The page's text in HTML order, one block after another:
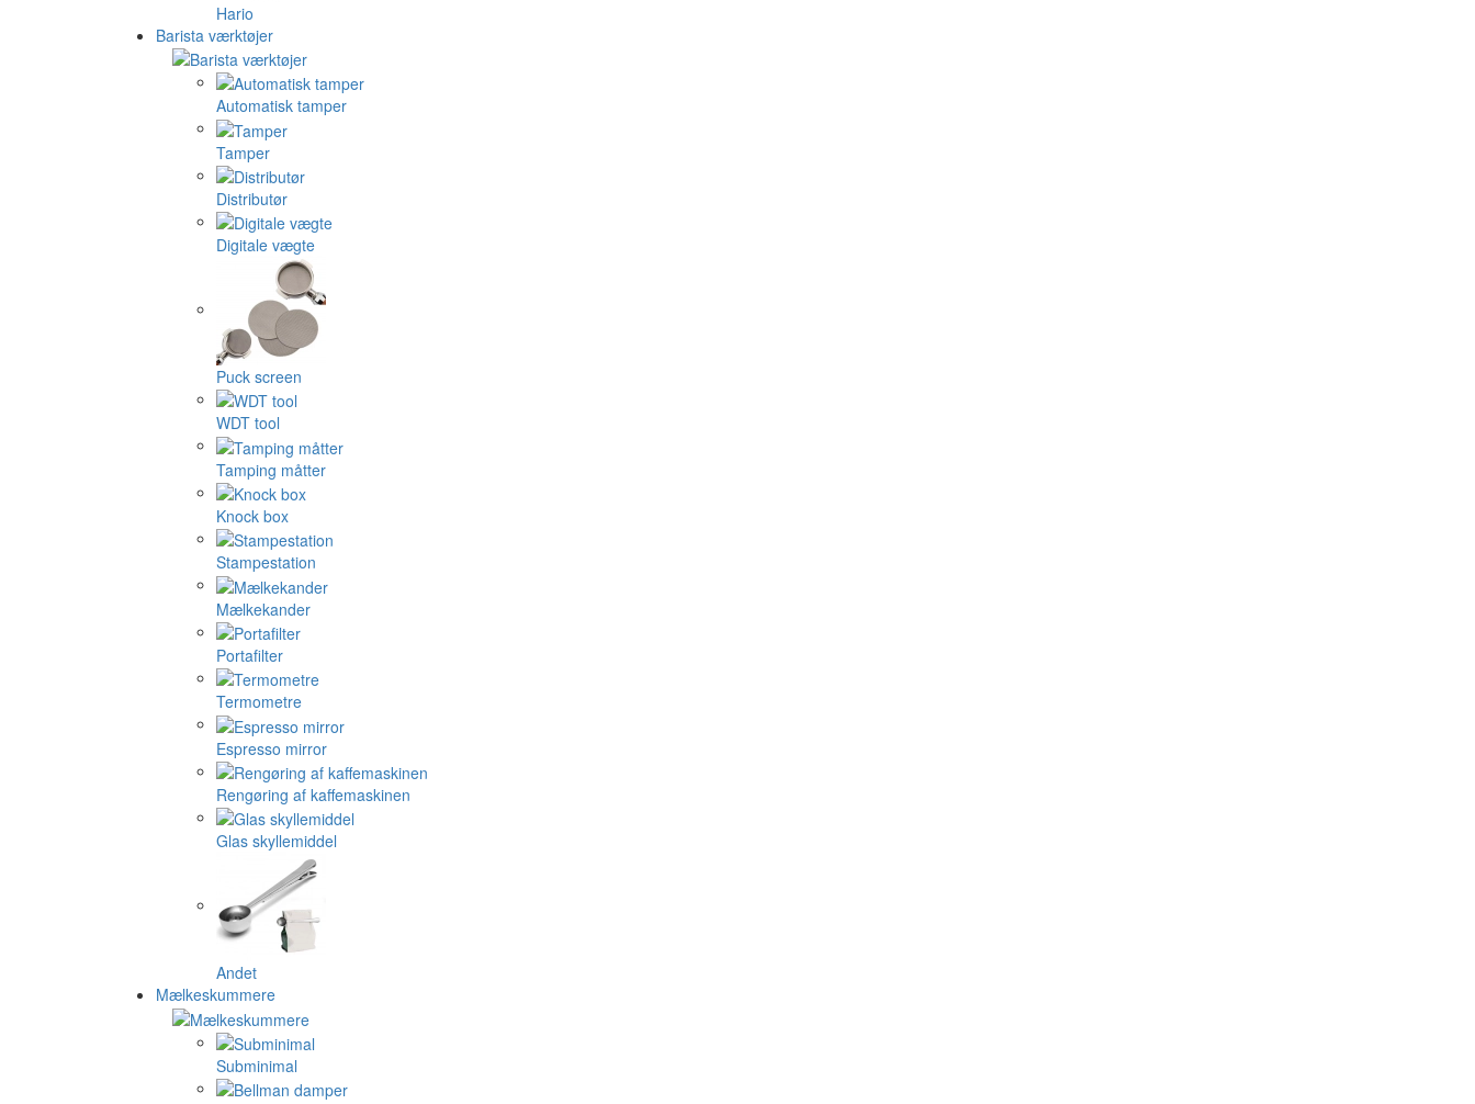
Hario
Barista værktøjer
Automatisk tamper
Tamper
Distributør
Digitale vægte
Puck screen
WDT tool
Tamping måtter
Knock box
Stampestation
Mælkekander
Portafilter
Termometre
Espresso mirror
Rengøring af kaffemaskinen
Glas skyllemiddel
Andet
Mælkeskummere
Subminimal